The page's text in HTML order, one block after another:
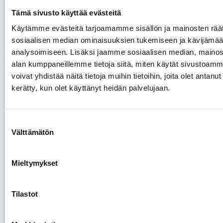
Tämä sivusto käyttää evästeitä
Käytämme evästeitä tarjoamamme sisällön ja mainosten
sosiaalisen median ominaisuuksien tukemiseen ja
analysoimiseen. Lisäksi jaamme sosiaalisen median,
alan kumppaneillemme tietoja siitä, miten käytät
voivat yhdistää näitä tietoja muihin tietoihin, joita olet
kerätty, kun olet käyttänyt heidän palvelujaan.
valinta
Välttämätön
Mieltymykset
Tilastot
Hissit
Liukuportaat
Muut palvelut
Yhteystiedot
Referenssit
Uutiset